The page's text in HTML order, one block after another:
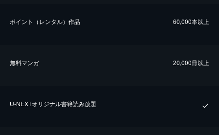
ポイント（レンタル）作品 60,000本以上
無料マンガ 20,000冊以上
U-NEXTオリジナル書籍読み放題